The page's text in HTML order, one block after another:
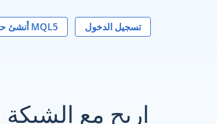
أنشئ حساب MQL5 تسجيل الدخول
اربح مع الشبكة